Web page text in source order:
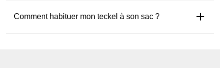
Comment habituer mon teckel à son sac ?